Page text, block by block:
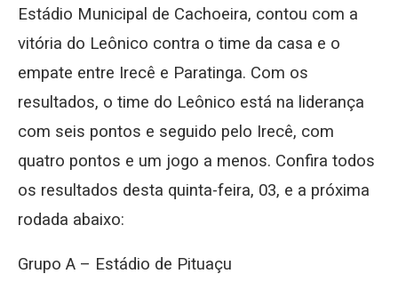
Estádio Municipal de Cachoeira, contou com a
vitória do Leônico contra o time da casa e o
empate entre Irecê e Paratinga. Com os
resultados, o time do Leônico está na liderança
com seis pontos e seguido pelo Irecê, com
quatro pontos e um jogo a menos. Confira todos
os resultados desta quinta-feira, 03, e a próxima
rodada abaixo:
Grupo A – Estádio de Pituaçu